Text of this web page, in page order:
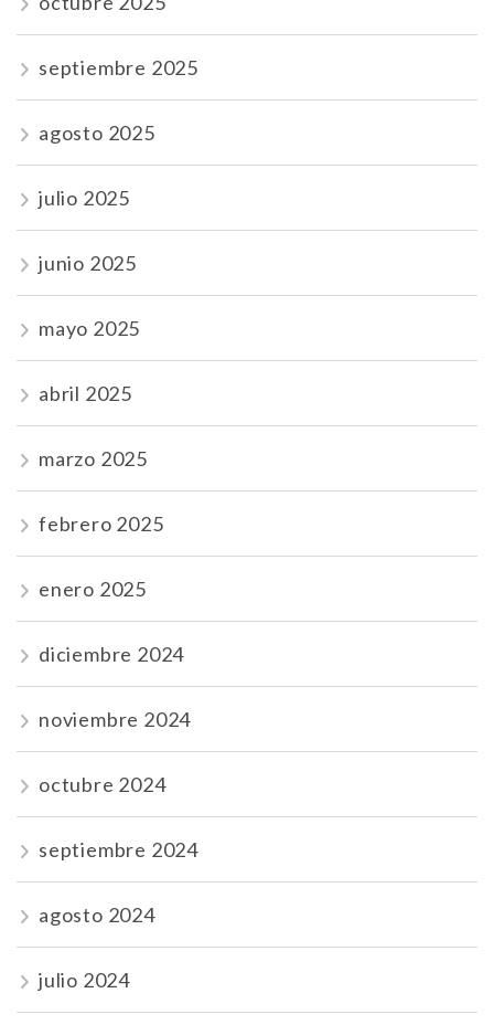
septiembre 2025
agosto 2025
julio 2025
junio 2025
mayo 2025
abril 2025
marzo 2025
febrero 2025
enero 2025
diciembre 2024
noviembre 2024
octubre 2024
septiembre 2024
agosto 2024
julio 2024